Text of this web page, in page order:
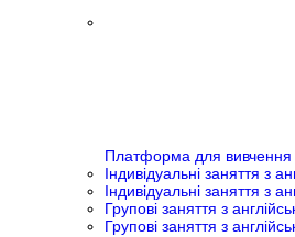
Платформа для вивчення
Індивідуальні заняття з
Індивідуальні заняття з
Групові заняття з
Групові заняття з